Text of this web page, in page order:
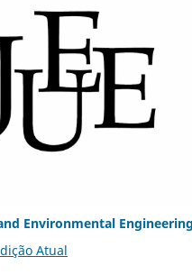
Environmental Engineering
Atual